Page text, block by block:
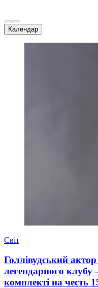
Календар
Світ
Голлівудський
легендарного клубу
комплекті на честь